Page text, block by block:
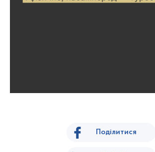
Поділитися